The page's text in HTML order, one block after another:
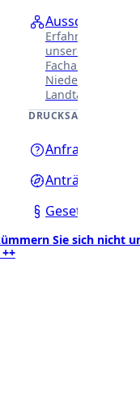
Ausschüsse
Erfahren Sie
unsere Arbeit in
Landtages.
DRUCKSACHEN
Anfragen
Anträge
Sie sich nicht